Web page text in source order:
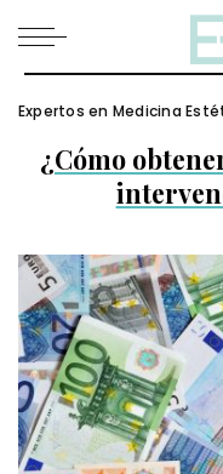
Expertos en Medicina
¿Cómo